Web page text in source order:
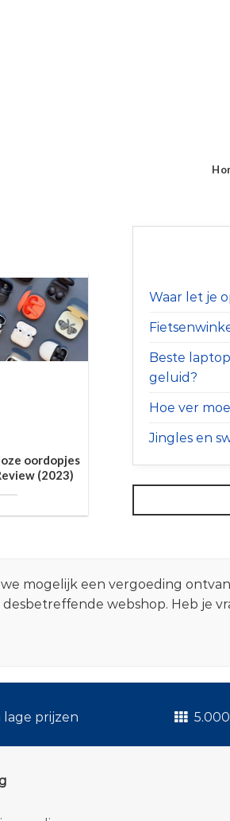
oordopjes
(2023)
Waar let je
Beste
geluid?
Hoe ver
Jingles en
mogelijk een vergoeding
webshop. Heb je
lage prijzen